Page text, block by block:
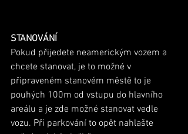
STANOVÁNÍ
Pokud přijedete neamerickým vozem a
chcete stanovat, je to možné v
připraveném stanovém městě to je
pouhých 100m od vstupu do hlavního
areálu a je zde možné stanovat vedle
vozu. Při parkování to opět nahlašte